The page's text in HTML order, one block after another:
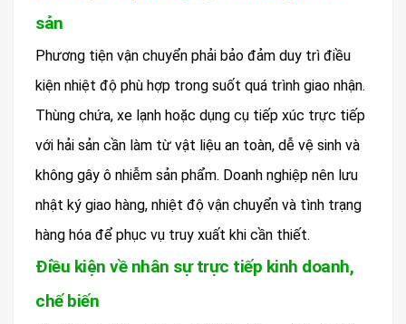
sản
Phương tiện vận chuyển phải bảo đảm duy trì điều
kiện nhiệt độ phù hợp trong suốt quá trình giao nhận.
Thùng chứa, xe lạnh hoặc dụng cụ tiếp xúc trực tiếp
với hải sản cần làm từ vật liệu an toàn, dễ vệ sinh và
không gây ô nhiễm sản phẩm. Doanh nghiệp nên lưu
nhật ký giao hàng, nhiệt độ vận chuyển và tình trạng
hàng hóa để phục vụ truy xuất khi cần thiết.
Điều kiện về nhân sự trực tiếp kinh doanh,
chế biến